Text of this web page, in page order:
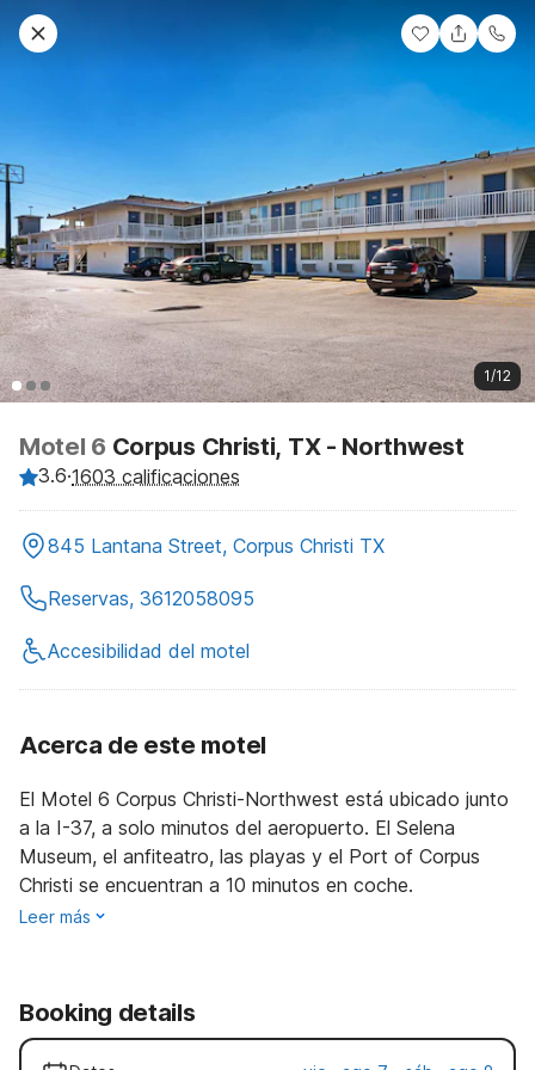
1/12
Motel 6 Corpus Christi, TX - Northwest
3.6·1603 calificaciones
845 Lantana Street, Corpus Christi TX
Reservas, 3612058095
Accesibilidad del motel
Acerca de este motel
El Motel 6 Corpus Christi-Northwest está ubicado junto
a la I-37, a solo minutos del aeropuerto. El Selena
Museum, el anfiteatro, las playas y el Port of Corpus
Christi se encuentran a 10 minutos en coche.
Leer más
Booking details